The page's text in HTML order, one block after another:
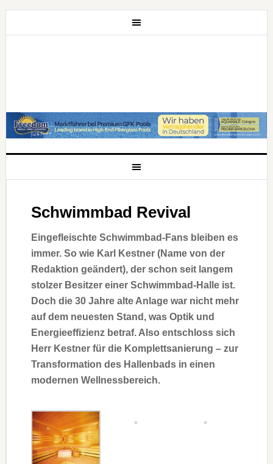
Schwimmbad Revival
Eingefleischte Schwimmbad-Fans bleiben es
immer. So wie Karl Kestner (Name von der
Redaktion geändert), der schon seit langem
stolzer Besitzer einer Schwimmbad-Halle ist.
Doch die 30 Jahre alte Anlage war nicht mehr
auf dem neuesten Stand, was Optik und
Energieeffizienz betraf. Also entschloss sich
Herr Kestner für die Komplett­sa­nierung – zur
Transformation des Hallenbads in einen
modernen Wellnessbereich.